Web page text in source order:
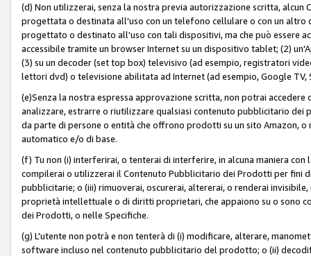
(d) Non utilizzerai, senza la nostra previa autorizzazione scritta,
progettata o destinata all'uso con un telefono cellulare o con un
progettato o destinato all'uso con tali dispositivi, ma che può essere
accessibile tramite un browser Internet su un dispositivo tablet; (2)
(3) su un decoder (set top box) televisivo (ad esempio, registratori
lettori dvd) o televisione abilitata ad Internet (ad esempio, Google TV,
(e)Senza la nostra espressa approvazione scritta, non potrai
analizzare, estrarre o riutilizzare qualsiasi contenuto pubblicitario
da parte di persone o entità che offrono prodotti su un sito Amazon,
automatico e/o di base.
(f) Tu non (i) interferirai, o tenterai di interferire, in alcuna maniera
compilerai o utilizzerai il Contenuto Pubblicitario dei Prodotti per
pubblicitarie; o (iii) rimuoverai, oscurerai, altererai, o renderai
proprietà intellettuale o di diritti proprietari, che appaiono su o sono
dei Prodotti, o nelle Specifiche.
(g) L'utente non potrà e non tenterà di (i) modificare, alterare,
software incluso nel contenuto pubblicitario del prodotto; o (ii)